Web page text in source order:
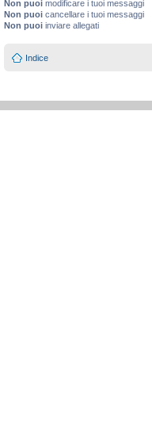
Non puoi modificare i tuoi messaggi
Non puoi cancellare i tuoi messaggi
Non puoi inviare allegati
Indice